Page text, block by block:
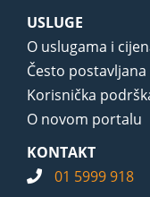
USLUGE
O uslugama i
Često
Korisnička
O novom portalu
KONTAKT
01 5999 918